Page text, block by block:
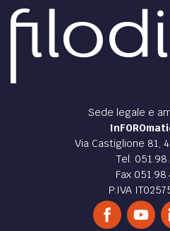
Sede legale e
Via Castiglione 81,
Tel.
Fax
P.IVA